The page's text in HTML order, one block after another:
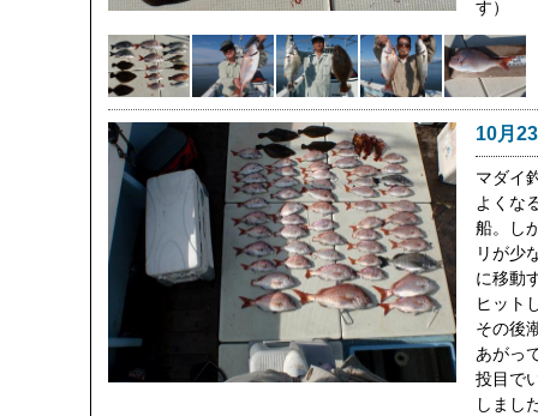
す）
10月
マダイ
よくな
船。し
リが少
に移動
ヒット
その後
あがっ
投目で
しまし